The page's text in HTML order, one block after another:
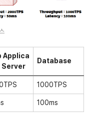
Applica
Server
Database
1000TPS
100ms